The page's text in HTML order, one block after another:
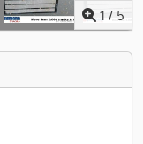
1 / 5